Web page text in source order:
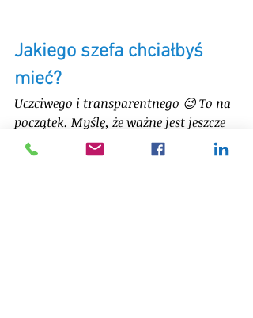
Jakiego szefa chciałbyś
mieć?
Uczciwego i transparentnego 😉 To na
początek. Myślę, że ważne jest jeszcze
zostawianie odpowiedniej przestrzeni
do popełniania błędów. Nie mam